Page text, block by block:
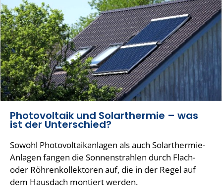
Photovoltaik und Solarthermie – was
ist der Unterschied?
Sowohl Photovoltaikanlagen als auch Solarthermie-
Anlagen fangen die Sonnenstrahlen durch Flach-
oder Röhrenkollektoren auf, die in der Regel auf
dem Hausdach montiert werden.